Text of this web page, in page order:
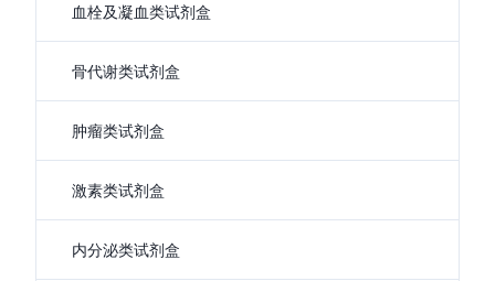
血栓及凝血类试剂盒
骨代谢类试剂盒
肿瘤类试剂盒
激素类试剂盒
内分泌类试剂盒